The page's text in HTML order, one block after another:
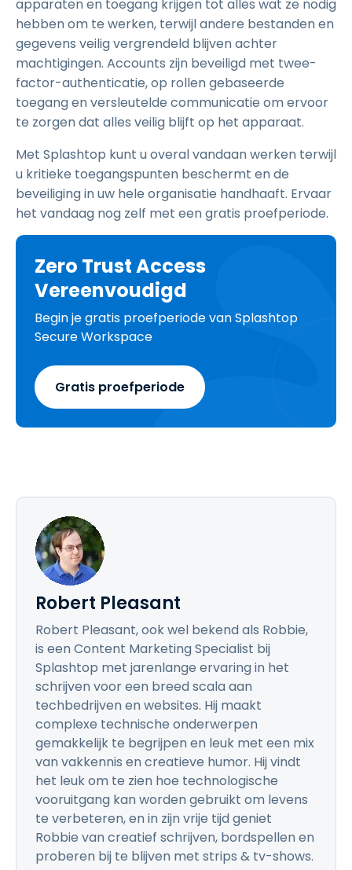
apparaten en toegang krijgen tot alles wat ze nodig
hebben om te werken, terwijl andere bestanden en
gegevens veilig vergrendeld blijven achter
machtigingen. Accounts zijn beveiligd met twee-
factor-authenticatie, op rollen gebaseerde
toegang en versleutelde communicatie om ervoor
te zorgen dat alles veilig blijft op het apparaat.
Met Splashtop kunt u overal vandaan werken terwijl
u kritieke toegangspunten beschermt en de
beveiliging in uw hele organisatie handhaaft. Ervaar
het vandaag nog zelf met een gratis proefperiode.
Zero Trust Access
Vereenvoudigd
Begin je gratis proefperiode van Splashtop
Secure Workspace
Gratis proefperiode
Robert Pleasant
Robert Pleasant, ook wel bekend als Robbie,
is een Content Marketing Specialist bij
Splashtop met jarenlange ervaring in het
schrijven voor een breed scala aan
techbedrijven en websites. Hij maakt
complexe technische onderwerpen
gemakkelijk te begrijpen en leuk met een mix
van vakkennis en creatieve humor. Hij vindt
het leuk om te zien hoe technologische
vooruitgang kan worden gebruikt om levens
te verbeteren, en in zijn vrije tijd geniet
Robbie van creatief schrijven, bordspellen en
proberen bij te blijven met strips & tv-shows.